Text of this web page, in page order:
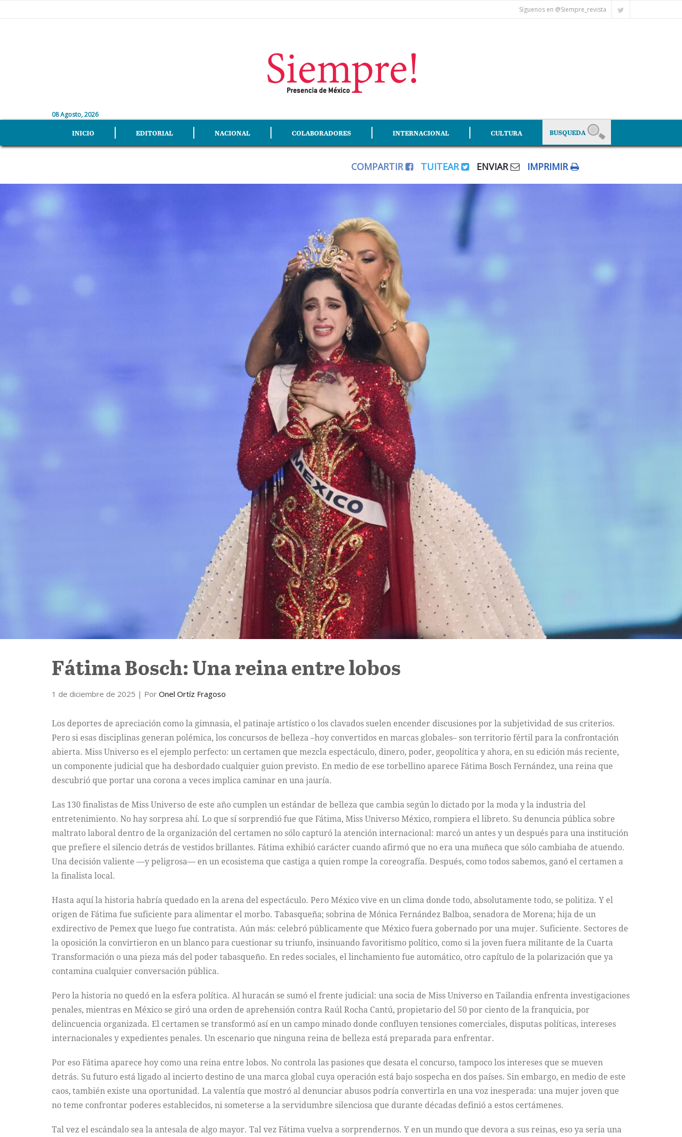
Síguenos en @Siempre_revista
08 Agosto, 2026
INICIO EDITORIAL NACIONAL COLABORADORES INTERNACIONAL CULTURA
COMPARTIR TUITEAR ENVIAR IMPRIMIR
Fátima Bosch: Una reina entre lobos
1 de diciembre de 2025 | Por Onel Ortíz Fragoso
Los deportes de apreciación como la gimnasia, el patinaje artístico o los clavados suelen encender discusiones por la subjetividad de sus criterios.
Pero si esas disciplinas generan polémica, los concursos de belleza –hoy convertidos en marcas globales– son territorio fértil para la confrontación
abierta. Miss Universo es el ejemplo perfecto: un certamen que mezcla espectáculo, dinero, poder, geopolítica y ahora, en su edición más reciente,
un componente judicial que ha desbordado cualquier guion previsto. En medio de ese torbellino aparece Fátima Bosch Fernández, una reina que
descubrió que portar una corona a veces implica caminar en una jauría.
Las 130 finalistas de Miss Universo de este año cumplen un estándar de belleza que cambia según lo dictado por la moda y la industria del
entretenimiento. No hay sorpresa ahí. Lo que sí sorprendió fue que Fátima, Miss Universo México, rompiera el libreto. Su denuncia pública sobre
maltrato laboral dentro de la organización del certamen no sólo capturó la atención internacional: marcó un antes y un después para una institución
que prefiere el silencio detrás de vestidos brillantes. Fátima exhibió carácter cuando afirmó que no era una muñeca que sólo cambiaba de atuendo.
Una decisión valiente —y peligrosa— en un ecosistema que castiga a quien rompe la coreografía. Después, como todos sabemos, ganó el certamen a
la finalista local.
Hasta aquí la historia habría quedado en la arena del espectáculo. Pero México vive en un clima donde todo, absolutamente todo, se politiza. Y el
origen de Fátima fue suficiente para alimentar el morbo. Tabasqueña; sobrina de Mónica Fernández Balboa, senadora de Morena; hija de un
exdirectivo de Pemex que luego fue contratista. Aún más: celebró públicamente que México fuera gobernado por una mujer. Suficiente. Sectores de
la oposición la convirtieron en un blanco para cuestionar su triunfo, insinuando favoritismo político, como si la joven fuera militante de la Cuarta
Transformación o una pieza más del poder tabasqueño. En redes sociales, el linchamiento fue automático, otro capítulo de la polarización que ya
contamina cualquier conversación pública.
Pero la historia no quedó en la esfera política. Al huracán se sumó el frente judicial: una socia de Miss Universo en Tailandia enfrenta investigaciones
penales, mientras en México se giró una orden de aprehensión contra Raúl Rocha Cantú, propietario del 50 por ciento de la franquicia, por
delincuencia organizada. El certamen se transformó así en un campo minado donde confluyen tensiones comerciales, disputas políticas, intereses
internacionales y expedientes penales. Un escenario que ninguna reina de belleza está preparada para enfrentar.
Por eso Fátima aparece hoy como una reina entre lobos. No controla las pasiones que desata el concurso, tampoco los intereses que se mueven
detrás. Su futuro está ligado al incierto destino de una marca global cuya operación está bajo sospecha en dos países. Sin embargo, en medio de este
caos, también existe una oportunidad. La valentía que mostró al denunciar abusos podría convertirla en una voz inesperada: una mujer joven que
no teme confrontar poderes establecidos, ni someterse a la servidumbre silenciosa que durante décadas definió a estos certámenes.
Tal vez el escándalo sea la antesala de algo mayor. Tal vez Fátima vuelva a sorprendernos. Y en un mundo que devora a sus reinas, eso ya sería una